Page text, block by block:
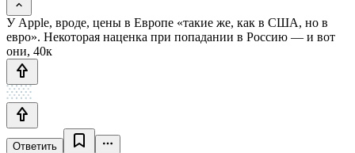
У Apple, вроде, цены в Европе «такие же, как в США, но в
евро». Некоторая наценка при попадании в Россию — и вот
они, 40к
Ответить